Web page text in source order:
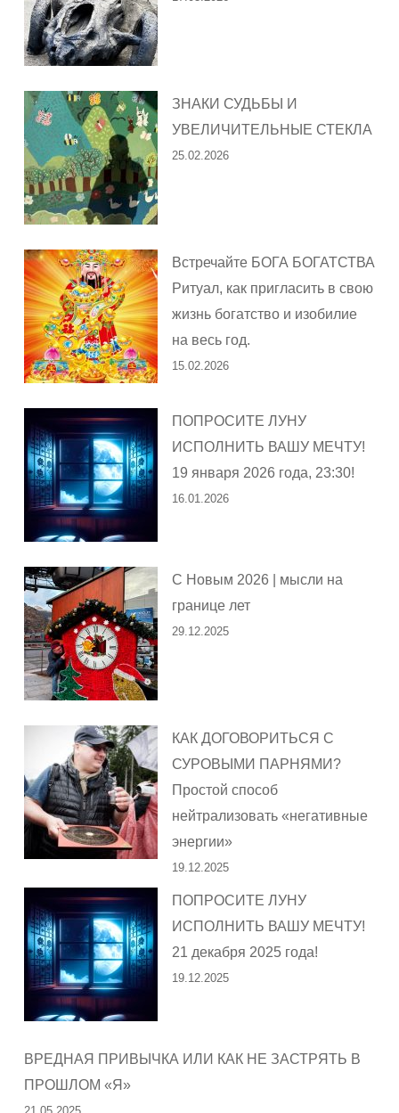
ЗНАКИ СУДЬБЫ И
УВЕЛИЧИТЕЛЬНЫЕ СТЕКЛА
25.02.2026
Встречайте БОГА БОГАТСТВА
Ритуал, как пригласить в свою
жизнь богатство и изобилие
на весь год.
15.02.2026
ПОПРОСИТЕ ЛУНУ
ИСПОЛНИТЬ ВАШУ МЕЧТУ!
19 января 2026 года, 23:30!
16.01.2026
С Новым 2026 | мысли на
границе лет
29.12.2025
КАК ДОГОВОРИТЬСЯ С
СУРОВЫМИ ПАРНЯМИ?
Простой способ
нейтрализовать «негативные
энергии»
19.12.2025
ПОПРОСИТЕ ЛУНУ
ИСПОЛНИТЬ ВАШУ МЕЧТУ!
21 декабря 2025 года!
19.12.2025
ВРЕДНАЯ ПРИВЫЧКА ИЛИ КАК НЕ ЗАСТРЯТЬ В
ПРОШЛОМ «Я»